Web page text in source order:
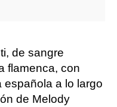
de sangre
flamenca, con
española a lo largo
de Melody